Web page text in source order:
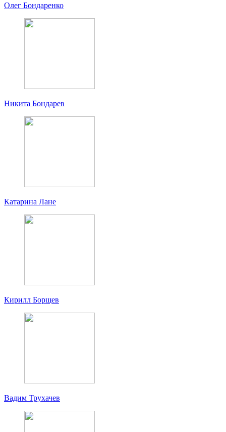
Олег Бондаренко
Никита Бондарев
Катарина Лане
Кирилл Борщев
Вадим Трухачев